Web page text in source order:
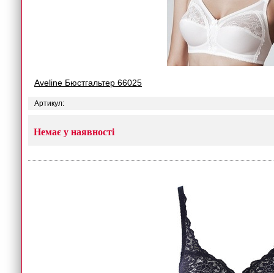
Aveline Бюстгальтер 66025
Артикул:
Немає у наявності